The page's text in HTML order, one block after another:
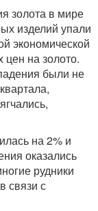
золота в мире
изделий упали
экономической
цен на золото.
были не
на 2% и
оказались
рудники
связи с